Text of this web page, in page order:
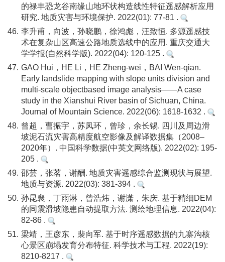
的禄丰恐龙谷南缘山地环状构造线性特征遥感解析应用
研究. 地质灾害与环境保护. 2022(01): 77-81 .
46. 李升甫，向波，孙晓鹏，徐鸿彪，汪致恒. 多源遥感技
术在复杂山区高速公路地质选线中的应用. 重庆交通大
学学报(自然科学版). 2022(04): 120-125 .
47. GAO Hui，HE Li，HE Zheng-wei，BAI Wen-qian.
Early landslide mapping with slope units division and
multi-scale objectbased image analysis——A case
study in the Xianshui River basin of Sichuan, China.
Journal of Mountain Science. 2022(06): 1618-1632 .
48. 曾超，曹振宇，苏凤环，曾珍，余长锡. 四川及周边滑
坡泥石流灾害高精度航空影像及解译数据集（2008–
2020年）. 中国科学数据(中英文网络版). 2022(02): 195-
205 .
49. 邵芸，张茗，谢酬. 地质灾害遥感综合监测现状与展望.
地质与资源. 2022(03): 381-394 .
50. 孙昆襄，丁雨淋，曾浩炜，谢潇，朱庆. 基于精细DEM
的同震滑坡隐患自动提取方法. 测绘地理信息. 2022(04):
82-86 .
51. 梁靖，王彦东，裴向军. 基于时序遥感数据的九寨沟核
心景区崩塌发育分布特征. 科学技术与工程. 2022(19):
8210-8217 .